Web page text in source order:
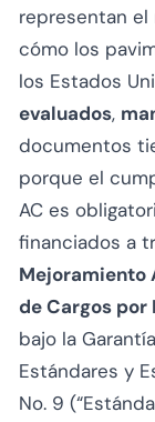
representan
cómo los
los Estados
evaluados,
documentos
porque el
AC es
financiados a
Mejoramiento
de Cargos por
bajo la
Estándares y
No. 9